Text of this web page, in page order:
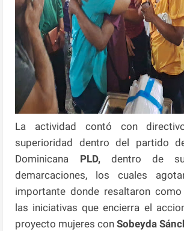
La actividad contó con
superioridad dentro del partido
Dominicana PLD,dentro de
demarcaciones, los cuales
importante donde resaltaron
las iniciativas que encierra el
proyecto mujeres conSobeyda